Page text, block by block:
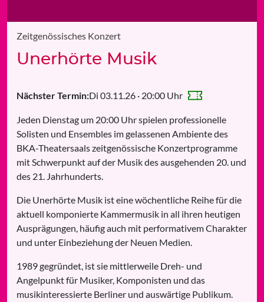
Zeitgenössisches Konzert
Unerhörte Musik
Nächster Termin:Di 03.11.26 · 20:00 Uhr
Jeden Dienstag um 20:00 Uhr spielen professionelle
Solisten und Ensembles im gelassenen Ambiente des
BKA-Theatersaals zeitgenössische Konzertprogramme
mit Schwerpunkt auf der Musik des ausgehenden 20. und
des 21. Jahrhunderts.
Die Unerhörte Musik ist eine wöchentliche Reihe für die
aktuell komponierte Kammermusik in all ihren heutigen
Ausprägungen, häufig auch mit performativem Charakter
und unter Einbeziehung der Neuen Medien.
1989 gegründet, ist sie mittlerweile Dreh- und
Angelpunkt für Musiker, Komponisten und das
musikinteressierte Berliner und auswärtige Publikum.